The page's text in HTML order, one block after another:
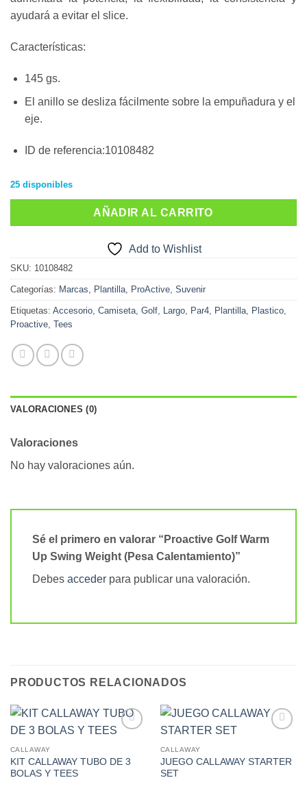
ayudará a evitar el slice.
Características:
145 gs.
El anillo se desliza fácilmente sobre la empuñadura y el
eje.
ID de referencia:10108482
25 disponibles
AÑADIR AL CARRITO
Add to Wishlist
SKU: 10108482
Categorías: Marcas, Plantilla, ProActive, Suvenir
Etiquetas: Accesorio, Camiseta, Golf, Largo, Par4, Plantilla, Plastico,
Proactive, Tees
VALORACIONES (0)
Valoraciones
No hay valoraciones aún.
Sé el primero en valorar “Proactive Golf Warm
Up Swing Weight (Pesa Calentamiento)”
Debes acceder para publicar una valoración.
PRODUCTOS RELACIONADOS
CALLAWAY
KIT CALLAWAY TUBO DE 3
BOLAS Y TEES
CALLAWAY
JUEGO CALLAWAY STARTER
SET